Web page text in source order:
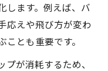
します。例えば、バ
応えや飛び方が変わ
とも重要です。
が消耗するため、